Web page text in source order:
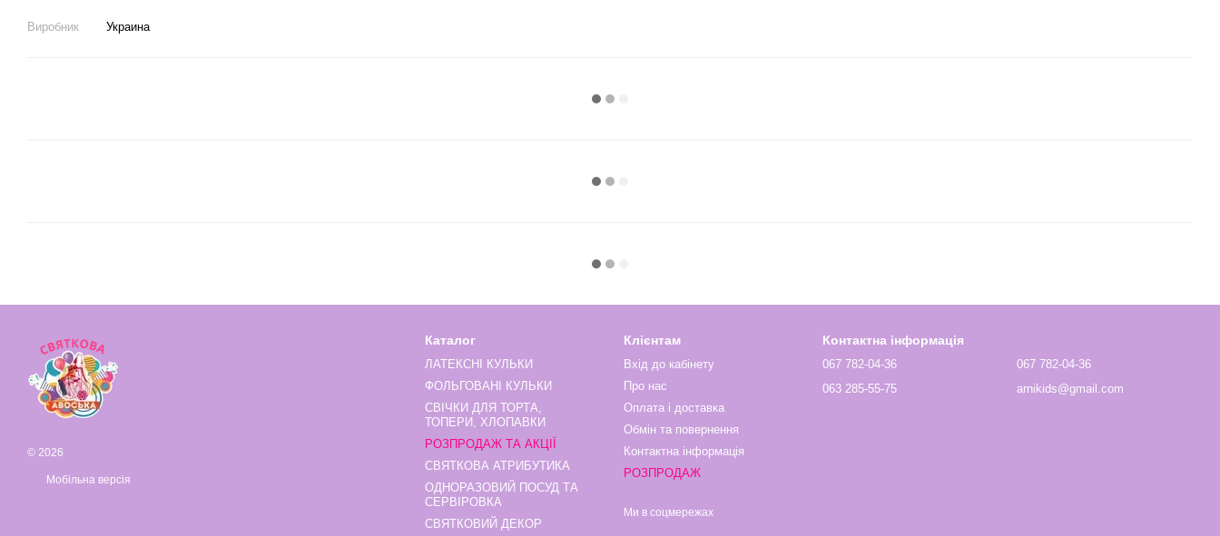
Виробник Украина
© 2026
Мобільна версія
Каталог
ЛАТЕКСНІ КУЛЬКИ
ФОЛЬГОВАНІ КУЛЬКИ
СВІЧКИ ДЛЯ ТОРТА,
ТОПЕРИ, ХЛОПАВКИ
РОЗПРОДАЖ ТА АКЦІЇ
СВЯТКОВА АТРИБУТИКА
ОДНОРАЗОВИЙ ПОСУД ТА
СЕРВІРОВКА
СВЯТКОВИЙ ДЕКОР
Клієнтам
Вхід до кабінету
Про нас
Оплата і доставка
Обмін та повернення
Контактна інформація
РОЗПРОДАЖ
Ми в соцмережах
Контактна інформація
067 782-04-36
063 285-55-75
067 782-04-36
arnikids@gmail.com